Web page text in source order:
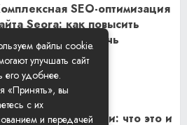
SEO-оптимизация
Seora: как повысить
видимость и привлечь
06.02.2026
прокси: что это и
файлы cookie.
улучшать сайт
его удобнее.
«Принять», вы
с их
и передачей